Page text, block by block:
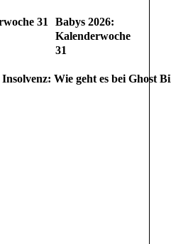
Babys 2026:
Kalenderwoche
31